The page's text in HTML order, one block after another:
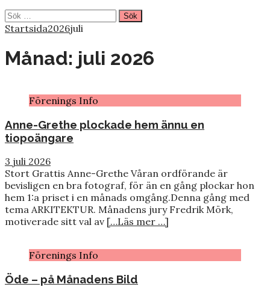
Sök
efter:
Startsida2026juli
Månad: juli 2026
Förenings Info
Anne-Grethe plockade hem ännu en
tiopoängare
3 juli 2026
Stort Grattis Anne-Grethe Våran ordförande är
bevisligen en bra fotograf, för än en gång plockar hon
hem 1:a priset i en månads omgång.Denna gång med
tema ARKITEKTUR. Månadens jury Fredrik Mörk,
motiverade sitt val av […Läs mer …]
Förenings Info
Öde – på Månadens Bild